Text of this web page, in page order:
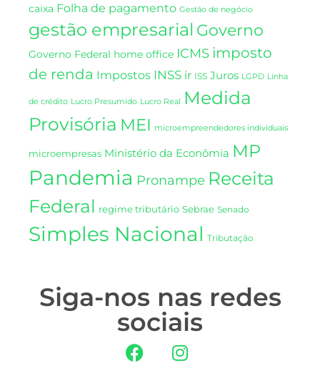
caixa Folha de pagamento Gestão de negócio
gestão empresarial Governo
Governo Federal home office ICMS imposto
de renda Impostos INSS ir ISS Juros LGPD Linha
de crédito Lucro Presumido Lucro Real
Medida
Provisória MEI microempreendedores individuais
microempresas Ministério da Econômia MP
Pandemia Pronampe Receita
Federal regime tributário Sebrae Senado
Simples Nacional Tributação
Siga-nos nas redes
sociais